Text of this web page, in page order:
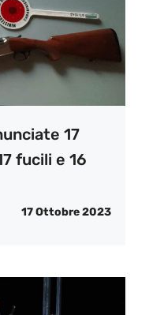
17
fucili e 16
17 Ottobre 2023